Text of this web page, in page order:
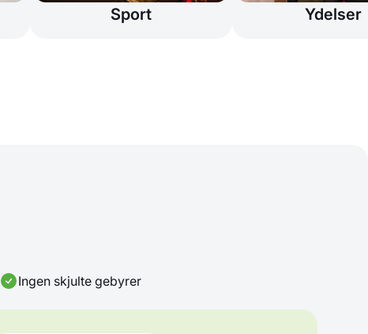
Sport Ydelser
Ingen skjulte gebyrer